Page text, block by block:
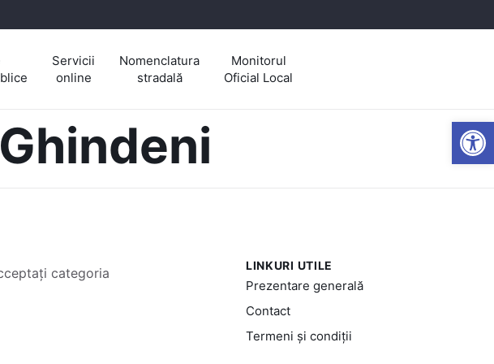
Servicii
online
Nomenclatura
stradală
Monitorul
Oficial Local
LINKURI UTILE
Prezentare generală
Contact
Termeni și condiții